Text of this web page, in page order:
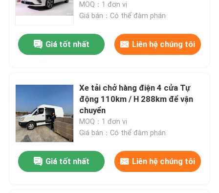
Nhà
MOQ：1 đơn vị
Giá bán：Có thể đàm phán
Giá tốt nhất Liên hệ chúng tôi
Xe tải chở hàng điện 4 cửa Tự
động 110km / H 288km để vận
chuyển
MOQ：1 đơn vị
Giá bán：Có thể đàm phán
Giá tốt nhất Liên hệ chúng tôi